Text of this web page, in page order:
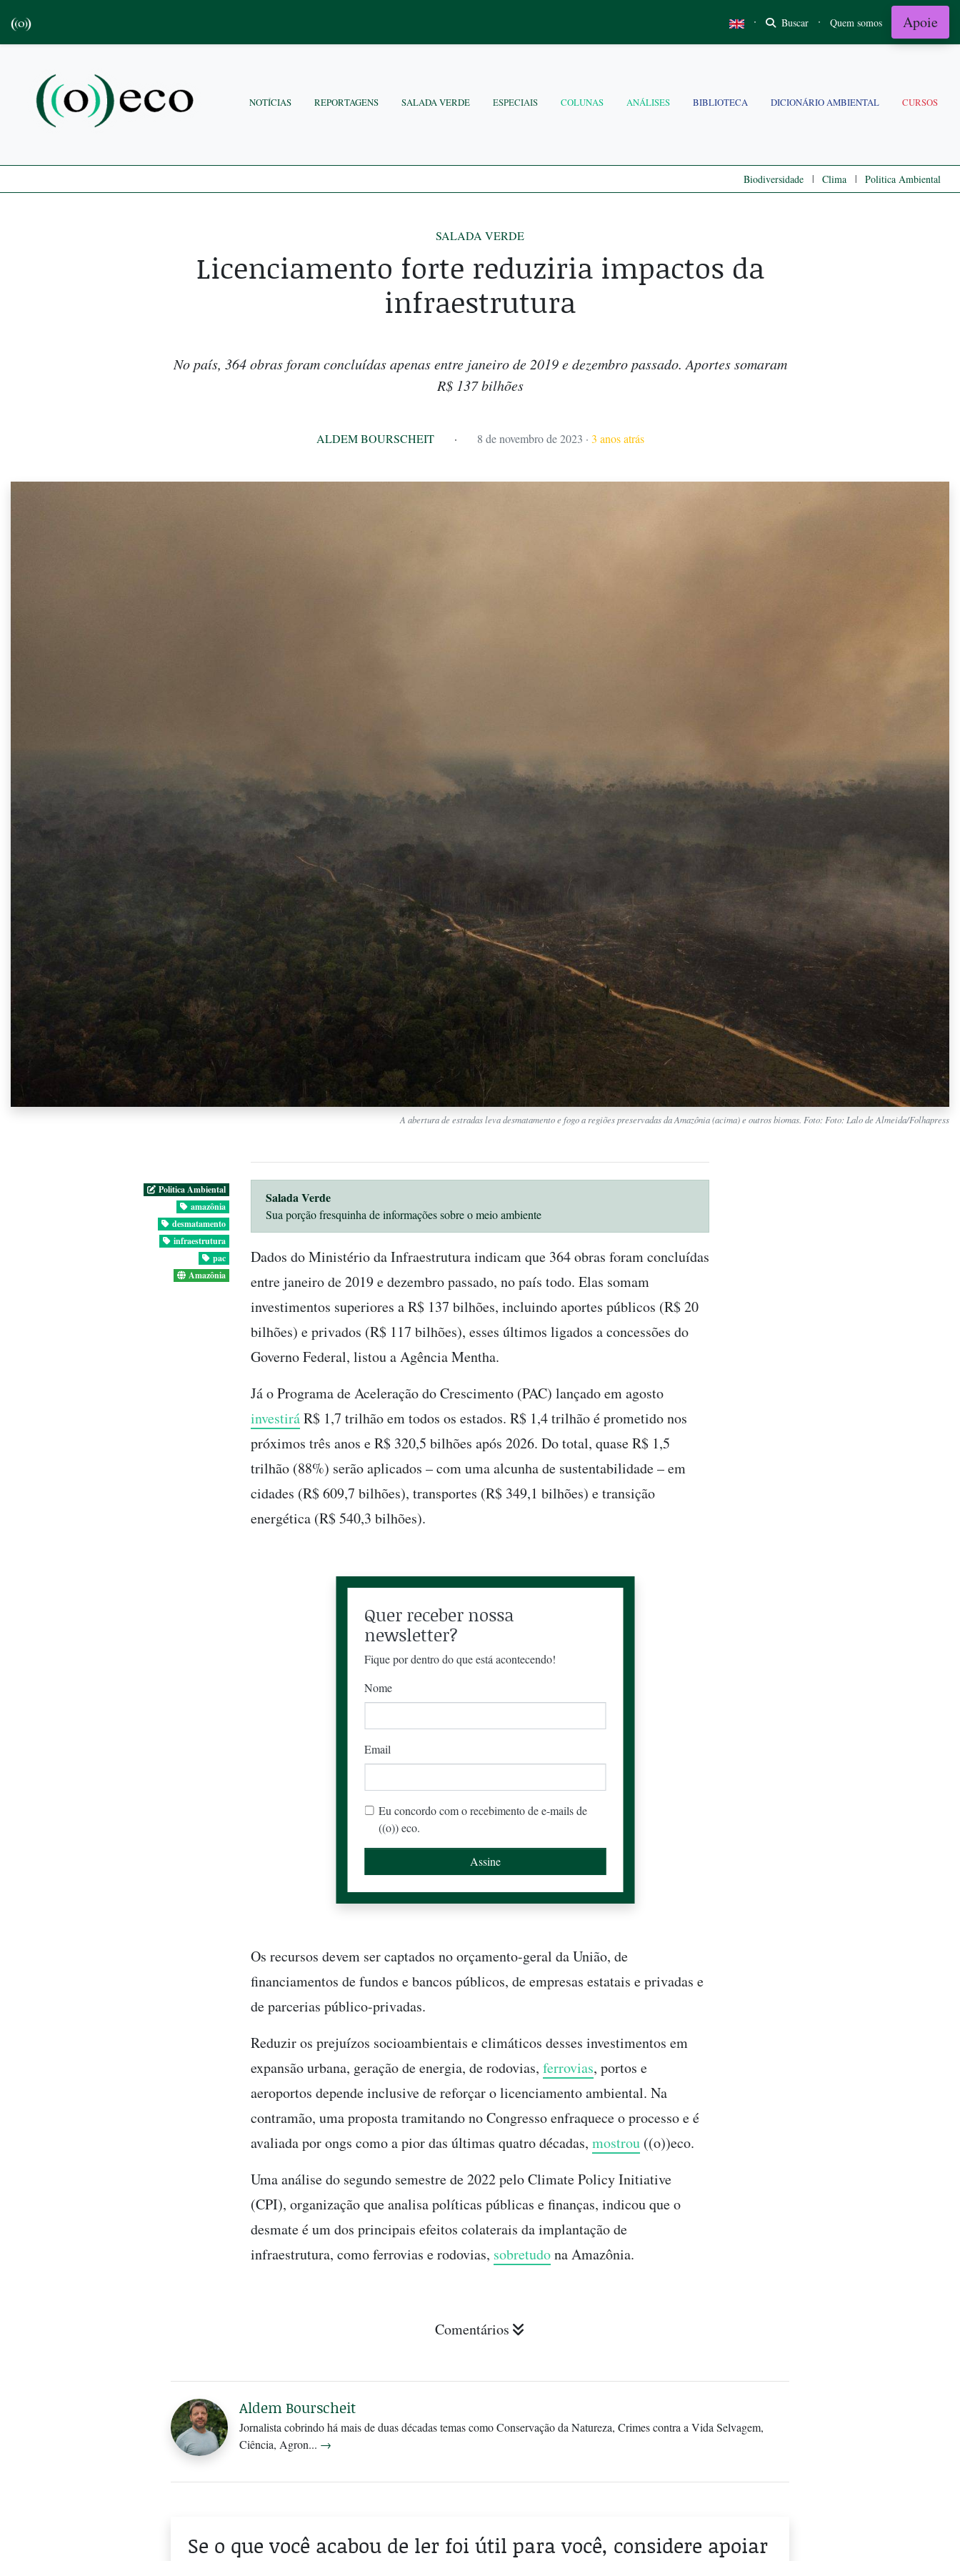
· Buscar · Quem somos Apoie
NOTÍCIAS REPORTAGENS SALADA VERDE ESPECIAIS COLUNAS ANÁLISES BIBLIOTECA DICIONÁRIO AMBIENTAL CURSOS
Biodiversidade | Clima | Politica Ambiental
SALADA VERDE
Licenciamento forte reduziria impactos da
infraestrutura
No país, 364 obras foram concluídas apenas entre janeiro de 2019 e dezembro passado. Aportes somaram
R$ 137 bilhões
ALDEM BOURSCHEIT · 8 de novembro de 2023 · 3 anos atrás
A abertura de estradas leva desmatamento e fogo a regiões preservadas da Amazônia (acima) e outros biomas. Foto: Foto: Lalo de Almeida/Folhapress
Politica Ambiental
amazônia
desmatamento
infraestrutura
pac
Amazônia
Salada Verde
Sua porção fresquinha de informações sobre o meio ambiente
Dados do Ministério da Infraestrutura indicam que 364 obras foram concluídas
entre janeiro de 2019 e dezembro passado, no país todo. Elas somam
investimentos superiores a R$ 137 bilhões, incluindo aportes públicos (R$ 20
bilhões) e privados (R$ 117 bilhões), esses últimos ligados a concessões do
Governo Federal, listou a Agência Mentha.
Já o Programa de Aceleração do Crescimento (PAC) lançado em agosto
investiráR$ 1,7 trilhão em todos os estados. R$ 1,4 trilhão é prometido nos
próximos três anos e R$ 320,5 bilhões após 2026. Do total, quase R$ 1,5
trilhão (88%) serão aplicados – com uma alcunha de sustentabilidade – em
cidades (R$ 609,7 bilhões), transportes (R$ 349,1 bilhões) e transição
energética (R$ 540,3 bilhões).
Quer receber nossa
newsletter?
Fique por dentro do que está acontecendo!
Nome
Email
Eu concordo com o recebimento de e-mails de
((o)) eco.
Os recursos devem ser captados no orçamento-geral da União, de
financiamentos de fundos e bancos públicos, de empresas estatais e privadas e
de parcerias público-privadas.
Reduzir os prejuízos socioambientais e climáticos desses investimentos em
expansão urbana, geração de energia, de rodovias, ferrovias, portos e
aeroportos depende inclusive de reforçar o licenciamento ambiental. Na
contramão, uma proposta tramitando no Congresso enfraquece o processo e é
avaliada por ongs como a pior das últimas quatro décadas, mostrou ((o))eco.
Uma análise do segundo semestre de 2022 pelo Climate Policy Initiative
(CPI), organização que analisa políticas públicas e finanças, indicou que o
desmate é um dos principais efeitos colaterais da implantação de
infraestrutura, como ferrovias e rodovias, sobretudona Amazônia.
Comentários
Aldem Bourscheit
Jornalista cobrindo há mais de duas décadas temas como Conservação da Natureza, Crimes contra a Vida Selvagem,
Ciência, Agron... →
Se o que você acabou de ler foi útil para você, considere apoiar